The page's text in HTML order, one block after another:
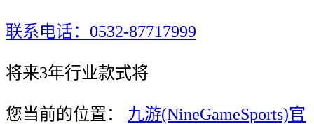
联系电话：0532-87717999
将来3年行业款式将
您当前的位置： 九游(NineGameSports)官